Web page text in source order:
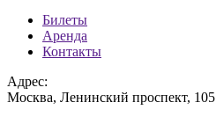
Билеты
Аренда
Контакты
Адрес:
Москва, Ленинский проспект, 105